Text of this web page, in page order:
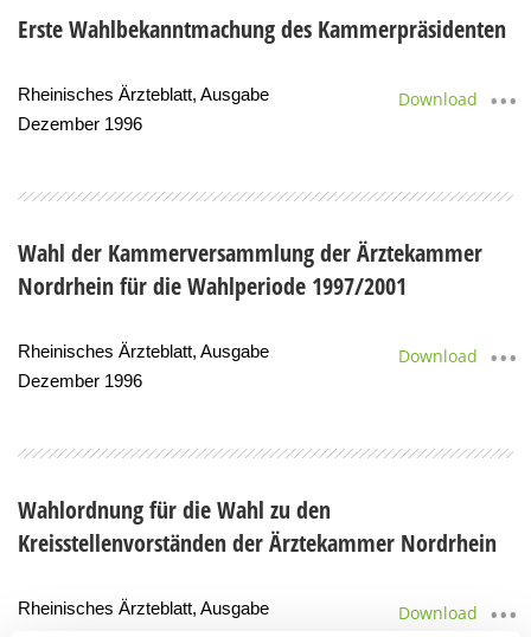
Erste Wahlbekanntmachung des Kammerpräsidenten
Rheinisches Ärzteblatt, Ausgabe
Dezember 1996
Download
Wahl der Kammerversammlung der Ärztekammer
Nordrhein für die Wahlperiode 1997/2001
Rheinisches Ärzteblatt, Ausgabe
Dezember 1996
Download
Wahlordnung für die Wahl zu den
Kreisstellenvorständen der Ärztekammer Nordrhein
Rheinisches Ärzteblatt, Ausgabe
Download